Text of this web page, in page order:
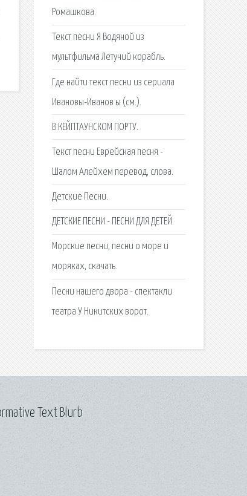
Ромашкова.
Текст песни Я Водяной из
мультфильма Летучий корабль.
Где найти текст песни из сериала
Ивановы-Иванов ы (см.).
В КЕЙПТАУНСКОМ ПОРТУ.
Текст песни Еврейская песня -
Шалом Алейхем перевод, слова.
Детские Песни.
ДЕТСКИЕ ПЕСНИ - ПЕСНИ ДЛЯ ДЕТЕЙ.
Морские песни, песни о море и
моряках, скачать.
Песни нашего двора - спектакли
театра У Никитских ворот.
Text Blurb